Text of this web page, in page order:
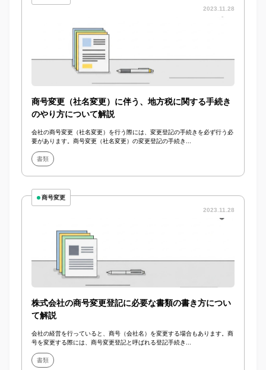
2023.11.28
商号変更（社名変更）に伴う、地方税に関する手続き
のやり方について解説
会社の商号変更（社名変更）を行う際には、変更登記の手続きを必ず行う必
要があります。商号変更（社名変更）の変更登記の手続き...
書類
商号変更
2023.11.28
株式会社の商号変更登記に必要な書類の書き方につい
て解説
会社の経営を行っていると、商号（会社名）を変更する場合もあります。商
号を変更する際には、商号変更登記と呼ばれる登記手続き...
書類